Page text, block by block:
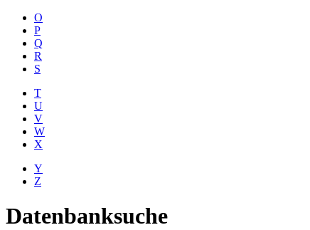
O
P
Q
R
S
T
U
V
W
X
Y
Z
Datenbanksuche